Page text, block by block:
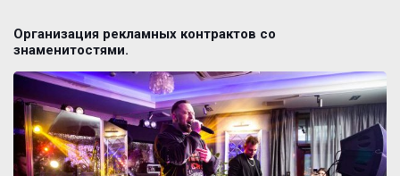
Организация рекламных контрактов со
знаменитостями.